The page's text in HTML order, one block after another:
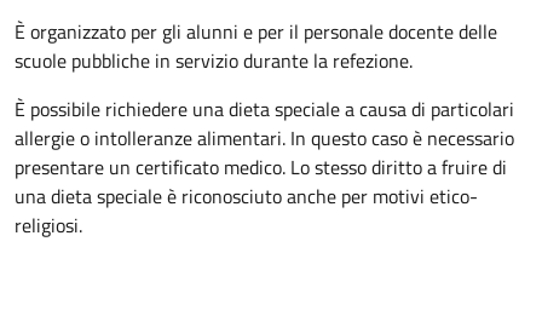
È organizzato per gli alunni e per il personale docente delle
scuole pubbliche in servizio durante la refezione.
È possibile richiedere una dieta speciale a causa di particolari
allergie o intolleranze alimentari. In questo caso è necessario
presentare un certificato medico. Lo stesso diritto a fruire di
una dieta speciale è riconosciuto anche per motivi etico-
religiosi.